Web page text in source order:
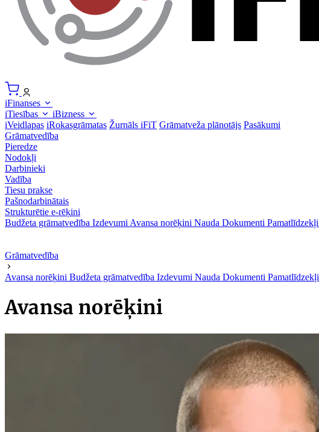
iFinanses
iTiesības
iBizness
iVeidlapas iRokasgrāmatas Žurnāls iFiT Grāmatveža plānotājs Pasākumi
Grāmatvedība
Pieredze
Nodokļi
Darbinieki
Vadība
Tiesu prakse
Pašnodarbinātais
Strukturētie e-rēķini
Budžeta grāmatvedība Izdevumi Avansa norēķini Nauda Dokumenti Pamatlīdzekļi
Grāmatvedība
Avansa norēķini Budžeta grāmatvedība Izdevumi Nauda Dokumenti Pamatlīdzekļi
Avansa norēķini